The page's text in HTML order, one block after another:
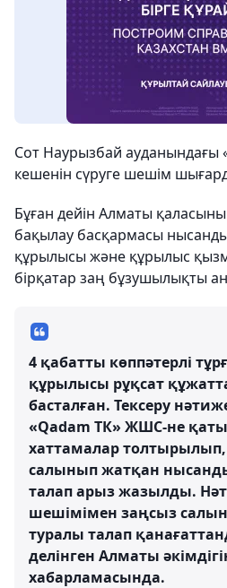
Сот Наурызбай ауданындағы
кешенін сүруге шешім
Бұған дейін Алматы
бақылау басқармасы нысанды
құрылысы және құрылыс
бірқатар заң бұзушылықты
4 қабатты көппәтерлі
құрылысы рұқсат
басталған. Тексеру
«Qadam ТК» ЖШС-не
хаттамалар
салынып жатқан
талап арыз жазылды.
шешімімен заңсыз
туралы талап
делінген Алматы
хабарламасында.